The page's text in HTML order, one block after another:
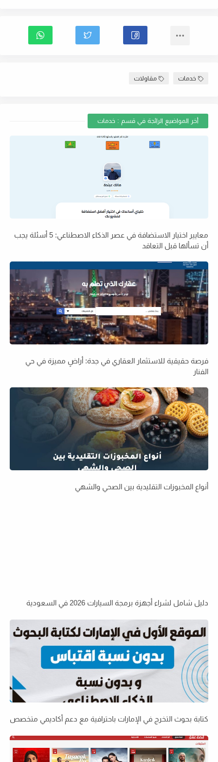
خدمات مقاولات
أخر المواضيع الرائجة في قسم : خدمات
معايير اختيار الاستضافة في عصر الذكاء الاصطناعي: 5 أسئلة يجب
أن تسألها قبل التعاقد
فرصة حقيقية للاستثمار العقاري في جدة: أراضٍ مميزة في حي
الفنار
أنواع المخبوزات التقليدية بين الصحي والشهي
دليل شامل لشراء أجهزة برمجة السيارات 2026 في السعودية
كتابة بحوث التخرج في الإمارات باحترافية مع دعم أكاديمي متخصص